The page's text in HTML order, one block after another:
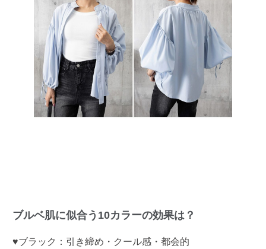
ブルベ肌に似合う10カラーの効果は？
♥ブラック：引き締め・クール感・都会的